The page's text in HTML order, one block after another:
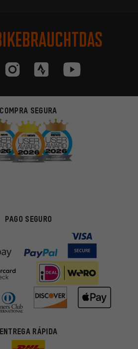
COMPRA SEGURA
PAGO SEGURO
ENTREGA RÁPIDA